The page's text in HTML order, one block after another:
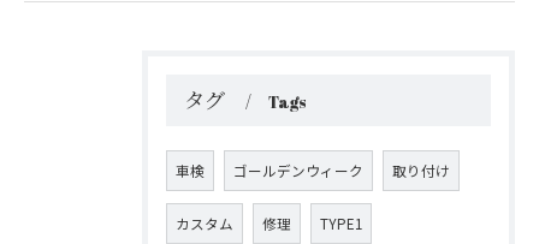
タグ Tags
車検 ゴールデンウィーク 取り付け
カスタム 修理 TYPE1